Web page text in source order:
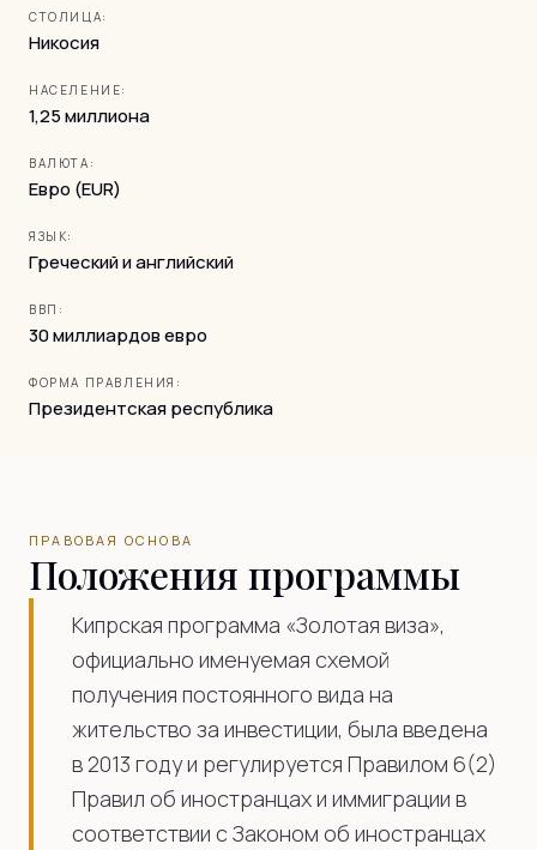
СТОЛИЦА:
Никосия
НАСЕЛЕНИЕ:
1,25 миллиона
ВАЛЮТА:
Евро (EUR)
ЯЗЫК:
Греческий и английский
ВВП:
30 миллиардов евро
ФОРМА ПРАВЛЕНИЯ:
Президентская республика
ПРАВОВАЯ ОСНОВА
Положения программы
Кипрская программа «Золотая виза»,
официально именуемая схемой
получения постоянного вида на
жительство за инвестиции, была введена
в 2013 году и регулируется Правилом 6(2)
Правил об иностранцах и иммиграции в
соответствии с Законом об иностранцах